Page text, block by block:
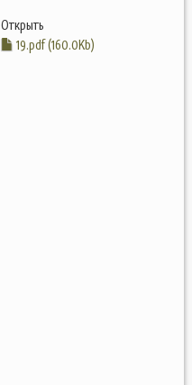
Открыть
19.pdf (160.0Kb)